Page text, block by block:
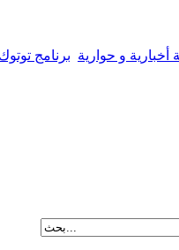
أخبارية و حوارية برنامج توتوك